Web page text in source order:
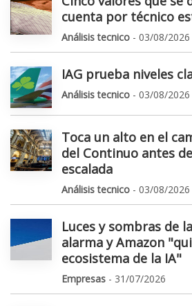
cuenta por técnico
Análisis tecnico - 03/08/2026
IAG prueba niveles
Análisis tecnico - 03/08/2026
Toca un alto en el
del Continuo antes
escalada
Análisis tecnico - 03/08/2026
Luces y sombras de
alarma y Amazon
ecosistema de la IA"
Empresas - 31/07/2026